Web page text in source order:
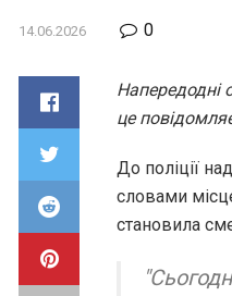
14.06.2026 0
Напередодні
це
До поліції
словами
становила